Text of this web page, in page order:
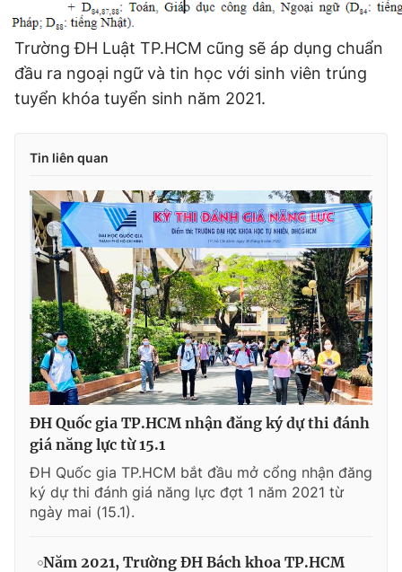
Trường ĐH Luật TP.HCM cũng sẽ áp dụng chuẩn
đầu ra ngoại ngữ và tin học với sinh viên trúng
tuyển khóa tuyển sinh năm 2021.
Tin liên quan
ĐH Quốc gia TP.HCM nhận đăng ký dự thi đánh
giá năng lực từ 15.1
ĐH Quốc gia TP.HCM bắt đầu mở cổng nhận đăng
ký dự thi đánh giá năng lực đợt 1 năm 2021 từ
ngày mai (15.1).
Năm 2021, Trường ĐH Bách khoa TP.HCM